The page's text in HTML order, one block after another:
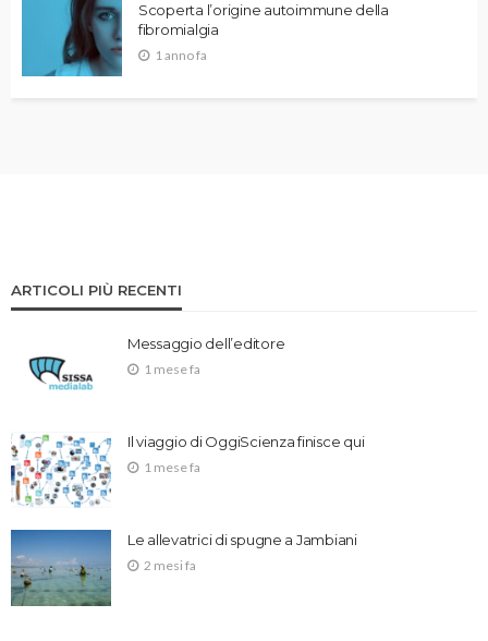
Scoperta l’origine autoimmune della
fibromialgia
1 anno fa
ARTICOLI PIÙ RECENTI
Messaggio dell’editore
1 mese fa
Il viaggio di OggiScienza finisce qui
1 mese fa
Le allevatrici di spugne a Jambiani
2 mesi fa